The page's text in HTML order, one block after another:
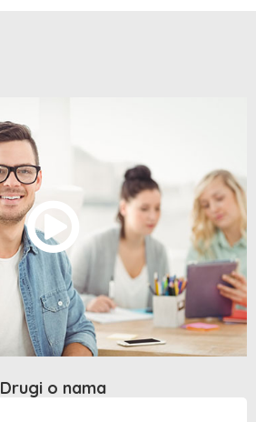
Drugi o nama